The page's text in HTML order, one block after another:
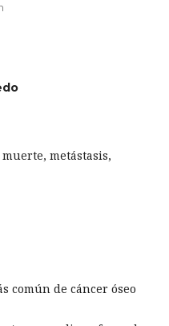
muerte, metástasis,
común de cáncer óseo